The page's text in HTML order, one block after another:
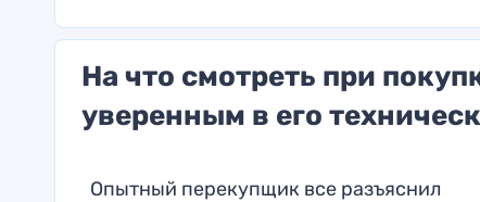
На что смотреть при
уверенным в его
Опытный перекупщик все разъяснил